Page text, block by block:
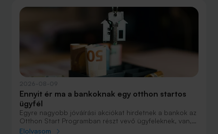
Ennyit ér ma a bankoknak egy otthon startos
ügyfél
Egyre nagyobb jóváírási akciókat hirdetnek a bankok az
Otthon Start Programban részt vevő ügyfeleknek, van,
ahol összesen akár félmillió forint jóváírást is össze lehet
Elolvasom